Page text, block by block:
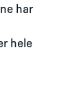
har
hele